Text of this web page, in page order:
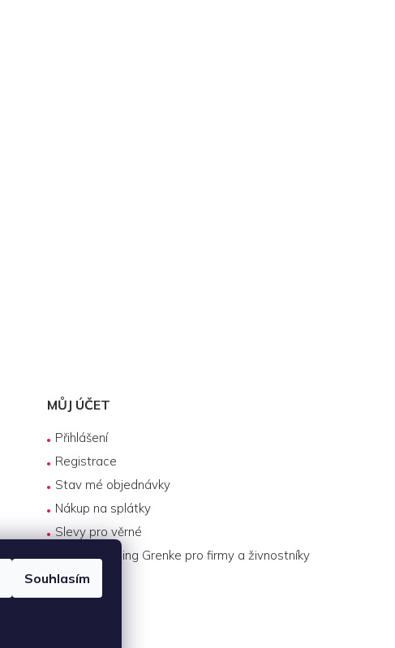
Souhlasím
MŮJ ÚČET
Přihlášení
Registrace
Stav mé objednávky
Nákup na splátky
Slevy pro věrné
Byznys leasing Grenke pro firmy a živnostníky